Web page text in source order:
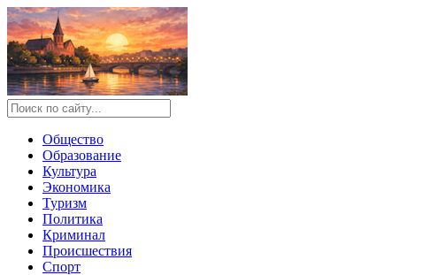
Общество
Образование
Культура
Экономика
Туризм
Политика
Криминал
Происшествия
Спорт